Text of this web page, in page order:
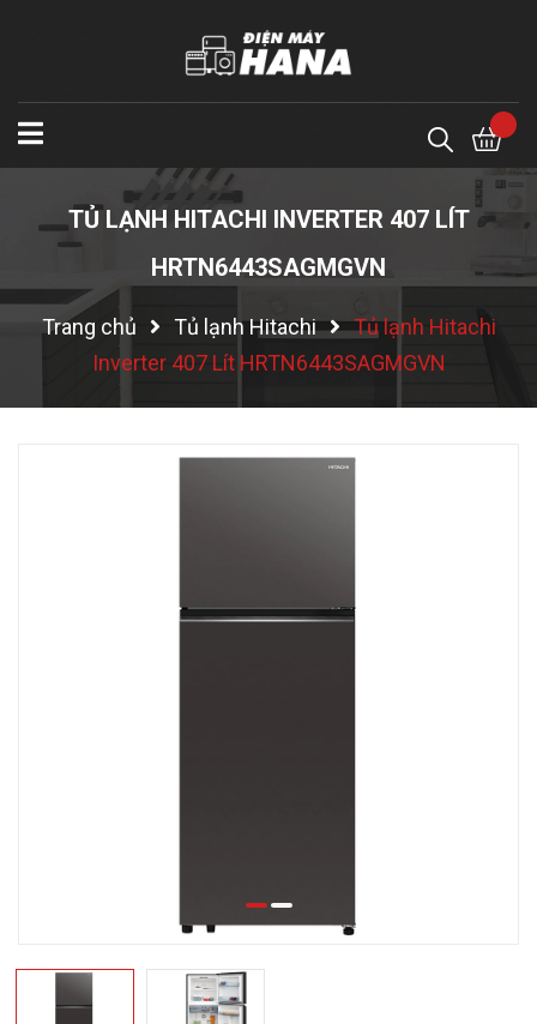
TỦ LẠNH HITACHI INVERTER 407 LÍT
HRTN6443SAGMGVN
Trang chủ Tủ lạnh Hitachi
Tủ lạnh Hitachi
Inverter 407 Lít HRTN6443SAGMGVN